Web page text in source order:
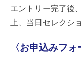
エントリー完了後
上、当日セレクシ
〈お申込みフ